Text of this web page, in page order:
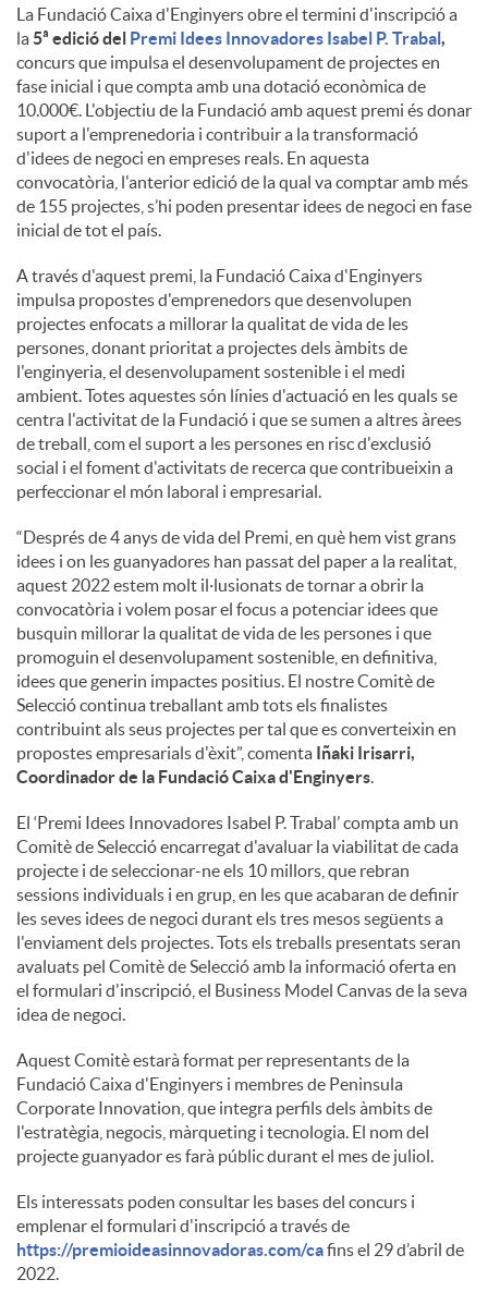
i
n
g
u
t
s
La Fundació Caixa d'Enginyers obre el termini d'inscripció a
la5ª edició del Premi Idees Innovadores Isabel P. Trabal,
concurs que impulsa el desenvolupament de projectes en
fase inicial i que compta amb una dotació econòmica de
10.000€. L'objectiu de la Fundació amb aquest premi és donar
suport a l'emprenedoria i contribuir a la transformació
d'idees de negoci en empreses reals. En aquesta
convocatòria, l'anterior edició de la qual va comptar amb més
de 155 projectes, s’hi poden presentar idees de negoci en fase
inicial de tot el país.
A través d'aquest premi, la Fundació Caixa d'Enginyers
impulsa propostes d'emprenedors que desenvolupen
projectes enfocats a millorar la qualitat de vida de les
persones, donant prioritat a projectes dels àmbits de
l'enginyeria, el desenvolupament sostenible i el medi
ambient. Totes aquestes són línies d'actuació en les quals se
centra l'activitat de la Fundació i que se sumen a altres àrees
de treball, com el suport a les persones en risc d'exclusió
social i el foment d'activitats de recerca que contribueixin a
perfeccionar el món laboral i empresarial.
“Després de 4 anys de vida del Premi, en què hem vist grans
idees i on les guanyadores han passat del paper a la realitat,
aquest 2022 estem molt il·lusionats de tornar a obrir la
convocatòria i volem posar el focus a potenciar idees que
busquin millorar la qualitat de vida de les persones i que
promoguin el desenvolupament sostenible, en definitiva,
idees que generin impactes positius. El nostre Comitè de
Selecció continua treballant amb tots els finalistes
contribuint als seus projectes per tal que es converteixin en
propostes empresarials d'èxit”, comenta Iñaki Irisarri,
Coordinador de la Fundació Caixa d'Enginyers.
El ‘Premi Idees Innovadores Isabel P. Trabal’ compta amb un
Comitè de Selecció encarregat d'avaluar la viabilitat de cada
projecte i de seleccionar-ne els 10 millors, que rebran
sessions individuals i en grup, en les que acabaran de definir
les seves idees de negoci durant els tres mesos següents a
l'enviament dels projectes. Tots els treballs presentats seran
avaluats pel Comitè de Selecció amb la informació oferta en
el formulari d'inscripció, el Business Model Canvas de la seva
idea de negoci.
Aquest Comitè estarà format per representants de la
Fundació Caixa d'Enginyers i membres de Peninsula
Corporate Innovation, que integra perfils dels àmbits de
l'estratègia, negocis, màrqueting i tecnologia. El nom del
projecte guanyador es farà públic durant el mes de juliol.
Els interessats poden consultar les bases del concurs i
emplenar el formulari d'inscripció a través de
https://premioideasinnovadoras.com/cafins el 29 d’abril de
2022.